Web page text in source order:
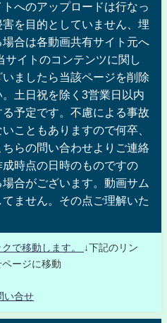
へのアップロードは行なっ
を目的としていません、埋
合は各動画共有サイト元へ
サイトのコンテンツに関し
ましたら当該ページを削除
土日祝を除く3営業日以内
予定です。不慮による事故
こともありますので何卒、
らの問い合わせよりご連絡
時点の日時のものですの
合がございます。動画サム
ません。その点ご理解いた
で移動します。
↓下記のリン
ージに移動
い合せ